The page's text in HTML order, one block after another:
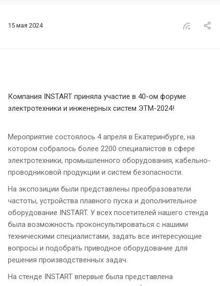
15 мая 2024
Компания INSTART приняла участие в 40-ом форуме
электротехники и инженерных систем ЭТМ-2024!
Мероприятие состоялось 4 апреля в Екатеринбурге, на
котором собралось более 2200 специалистов в сфере
электротехники, промышленного оборудования, кабельно-
проводниковой продукции и систем безопасности.
На экспозиции были представлены преобразователи
частоты, устройства плавного пуска и дополнительное
оборудование INSTART. У всех посетителей нашего стенда
была возможность проконсультироваться с нашими
техническими специалистами, задать все интересующие
вопросы и подобрать приводное оборудование для
решения производственных задач.
На стенде INSTART впервые была представлена